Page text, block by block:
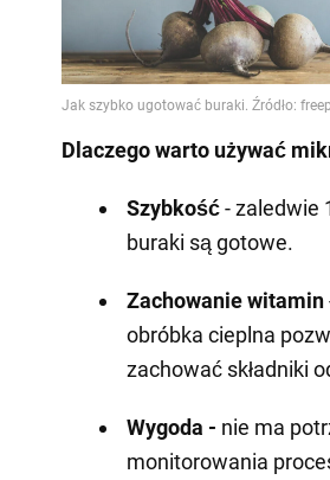
Dlaczego warto używać
Szybkość- zaledwie
buraki są gotowe.
Zachowanie witamin
obróbka cieplna
zachować składniki
Wygoda - nie ma
monitorowania